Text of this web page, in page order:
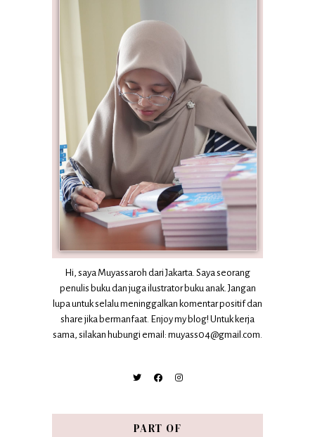
Hi, saya Muyassaroh dari Jakarta. Saya seorang
penulis buku dan juga ilustrator buku anak. Jangan
lupa untuk selalu meninggalkan komentar positif dan
share jika bermanfaat. Enjoy my blog! Untuk kerja
sama, silakan hubungi email: muyass04@gmail.com.
PART OF